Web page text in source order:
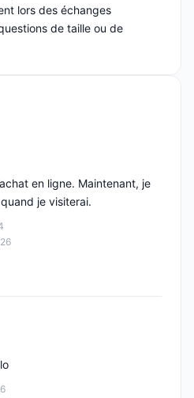
lors des échanges
de taille ou de
en ligne. Maintenant, je
je visiterai.